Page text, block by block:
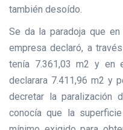
también desoído.
Se da la paradoja que
empresa declaró, a
tenía 7.361,03 m2 y en
declarara 7.411,96 m2 y
decretar la paralización
conocía que la